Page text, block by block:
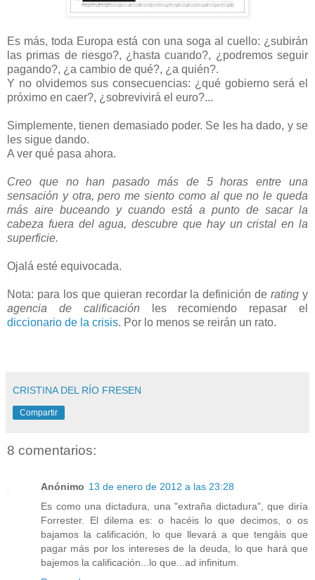
Es más, toda Europa está con una soga al cuello: ¿subirán
las primas de riesgo?, ¿hasta cuando?, ¿podremos seguir
pagando?, ¿a cambio de qué?, ¿a quién?.
Y no olvidemos sus consecuencias: ¿qué gobierno será el
próximo en caer?, ¿sobrevivirá el euro?...
Simplemente, tienen demasiado poder. Se les ha dado, y se
les sigue dando.
A ver qué pasa ahora.
Creo que no han pasado más de 5 horas entre una
sensación y otra, pero me siento como al que no le queda
más aire buceando y cuando está a punto de sacar la
cabeza fuera del agua, descubre que hay un cristal en la
superficie.
Ojalá esté equivocada.
Nota: para los que quieran recordar la definición derating y
agencia de calificación les recomiendo repasar el
diccionario de la crisis. Por lo menos se reirán un rato.
CRISTINA DEL RÍO FRESEN
Compartir
8 comentarios:
Anónimo 13 de enero de 2012 a las 23:28
Es como una dictadura, una "extraña dictadura", que diría
Forrester. El dilema es: o hacéis lo que decimos, o os
bajamos la calificación, lo que llevará a que tengáis que
pagar más por los intereses de la deuda, lo que hará que
bajemos la calificación...lo que...ad infinitum.